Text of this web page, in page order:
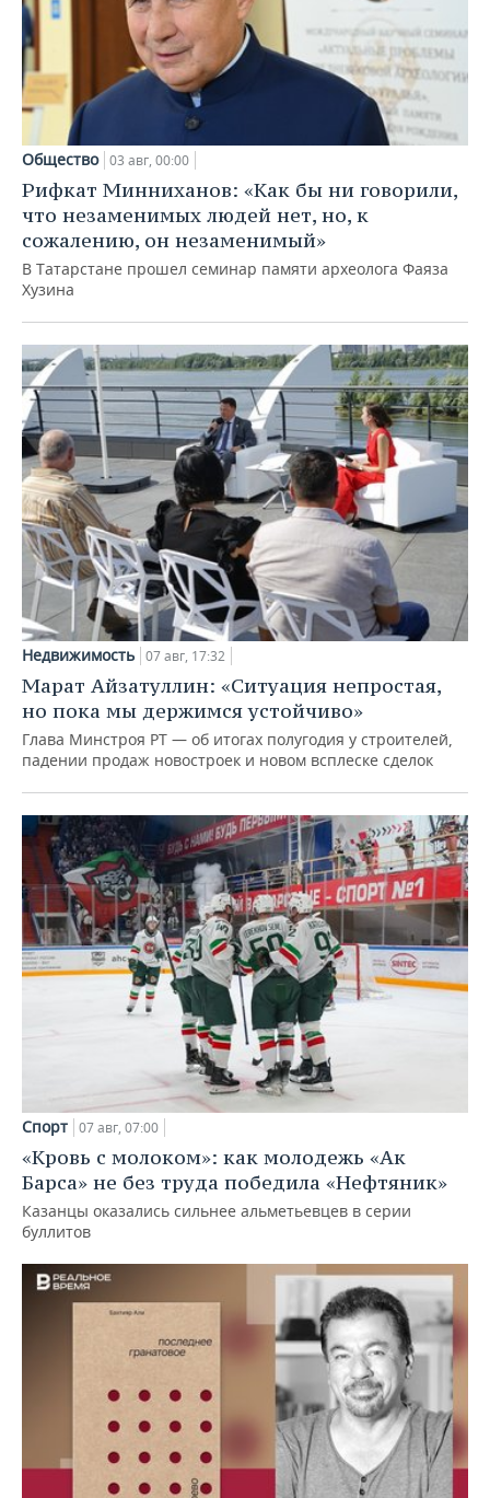
Общество 03 авг, 00:00
Рифкат Минниханов: «Как бы ни говорили,
что незаменимых людей нет, но, к
сожалению, он незаменимый»
В Татарстане прошел семинар памяти археолога Фаяза
Хузина
Недвижимость 07 авг, 17:32
Марат Айзатуллин: «Ситуация непростая,
но пока мы держимся устойчиво»
Глава Минстроя РТ — об итогах полугодия у строителей,
падении продаж новостроек и новом всплеске сделок
Спорт 07 авг, 07:00
«Кровь с молоком»: как молодежь «Ак
Барса» не без труда победила «Нефтяник»
Казанцы оказались сильнее альметьевцев в серии
буллитов